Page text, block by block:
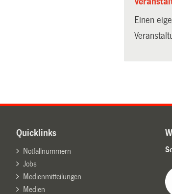
Quicklinks
Notfallnummern
Jobs
Medienmitteilungen
Medien